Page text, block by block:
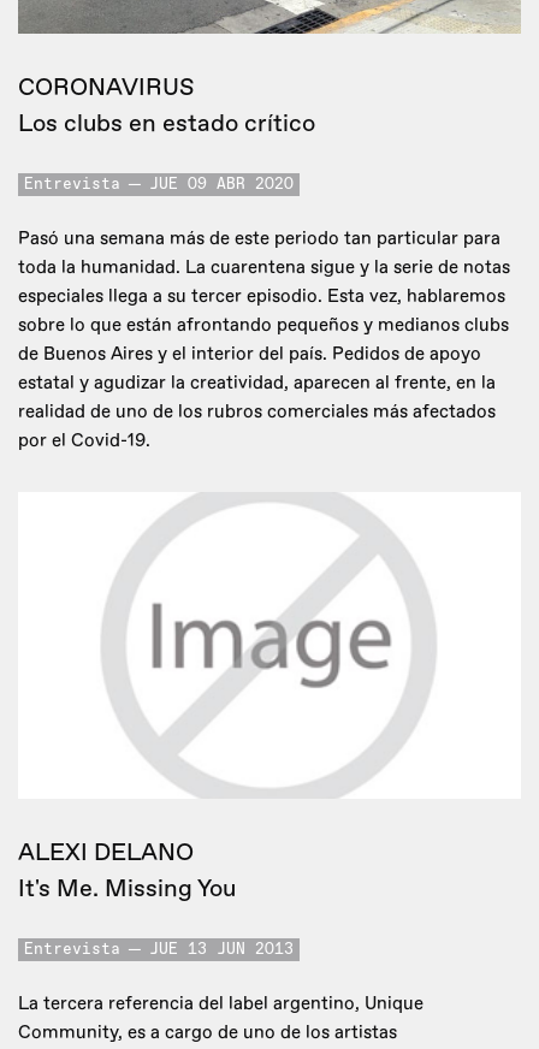
CORONAVIRUS
Los clubs en estado crítico
Entrevista JUE 09 ABR 2020
Pasó una semana más de este periodo tan particular para
toda la humanidad. La cuarentena sigue y la serie de notas
especiales llega a su tercer episodio. Esta vez, hablaremos
sobre lo que están afrontando pequeños y medianos clubs
de Buenos Aires y el interior del país. Pedidos de apoyo
estatal y agudizar la creatividad, aparecen al frente, en la
realidad de uno de los rubros comerciales más afectados
por el Covid-19.
ALEXI DELANO
It's Me. Missing You
Entrevista JUE 13 JUN 2013
La tercera referencia del label argentino, Unique
Community, es a cargo de uno de los artistas